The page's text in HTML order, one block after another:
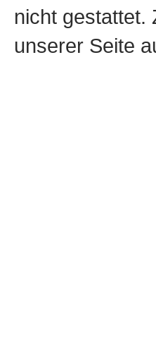
nicht gestattet.
unserer Seite